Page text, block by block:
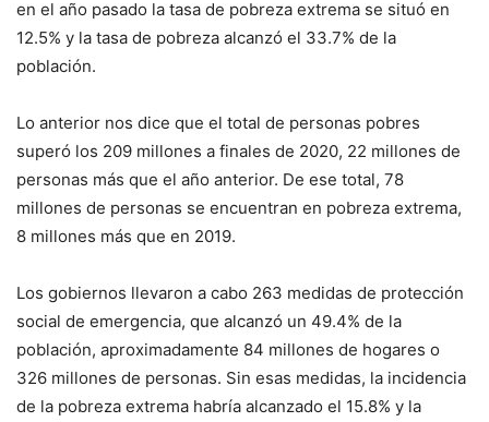
en el año pasado la tasa de pobreza extrema se situó en
12.5% y la tasa de pobreza alcanzó el 33.7% de la
población.
Lo anterior nos dice que el total de personas pobres
superó los 209 millones a finales de 2020, 22 millones de
personas más que el año anterior. De ese total, 78
millones de personas se encuentran en pobreza extrema,
8 millones más que en 2019.
Los gobiernos llevaron a cabo 263 medidas de protección
social de emergencia, que alcanzó un 49.4% de la
población, aproximadamente 84 millones de hogares o
326 millones de personas. Sin esas medidas, la incidencia
de la pobreza extrema habría alcanzado el 15.8% y la